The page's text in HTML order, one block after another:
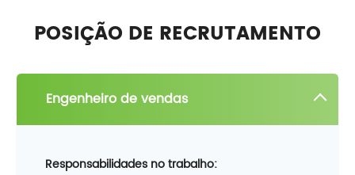
POSIÇÃO DE RECRUTAMENTO
Engenheiro de vendas
Responsabilidades no trabalho: